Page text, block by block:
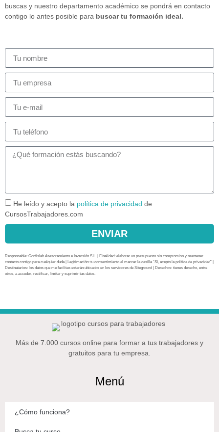
buscas y nuestro departamento académico se pondrá en contacto
contigo lo antes posible para buscar tu formación ideal.
He leído y acepto la política de privacidad de
CursosTrabajadores.com
ENVIAR
Responsable: Confislab Asesoramiento e Inversión S.L. | Finalidad: elaborar un presupuesto sin compromiso y mantener
contacto contigo para cualquier duda | Legitimación: tu consentimiento al marcar la casilla “Sí, acepto la política de privacidad” |
Destinatarios: los datos que me facilitas estarán ubicados en los servidores de Siteground | Derechos: tienes derecho, entre
otros, a acceder, rectificar, limitar y suprimir tus datos.
Más de 7.000 cursos online para formar a tus trabajadores y
gratuitos para tu empresa.
Menú
¿Cómo funciona?